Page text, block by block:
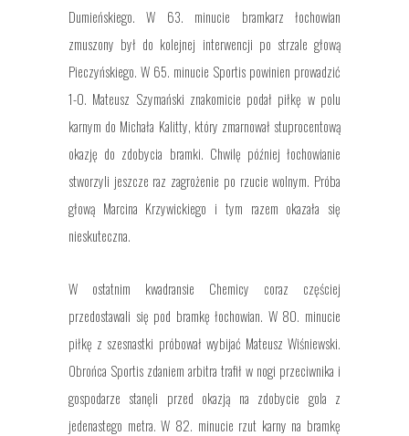
Dumieńskiego. W 63. minucie bramkarz łochowian
zmuszony był do kolejnej interwencji po strzale głową
Pieczyńskiego. W 65. minucie Sportis powinien prowadzić
1-0. Mateusz Szymański znakomicie podał piłkę w polu
karnym do Michała Kalitty, który zmarnował stuprocentową
okazję do zdobycia bramki. Chwilę później łochowianie
stworzyli jeszcze raz zagrożenie po rzucie wolnym. Próba
głową Marcina Krzywickiego i tym razem okazała się
nieskuteczna.
W ostatnim kwadransie Chemicy coraz częściej
przedostawali się pod bramkę łochowian. W 80. minucie
piłkę z szesnastki próbował wybijać Mateusz Wiśniewski.
Obrońca Sportis zdaniem arbitra trafił w nogi przeciwnika i
gospodarze stanęli przed okazją na zdobycie gola z
jedenastego metra. W 82. minucie rzut karny na bramkę